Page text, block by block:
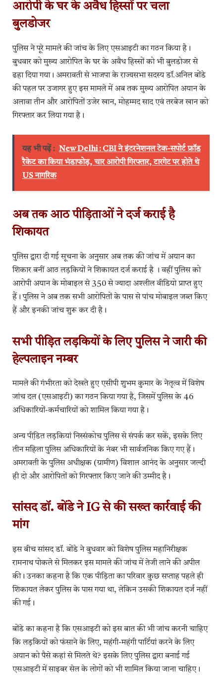
आरोपी के घर के अवैध हिस्सों पर चला
बुलडोजर
पुलिस ने पूरे मामले की जांच के लिए एसआइटी का गठन किया है।
बुधवार को मुख्य आरोपित के घर के अवैध हिस्सों को भी बुलडोजर से
ढहा दिया गया। अमरावती से भाजपा के राज्यसभा सदस्य डॉ.अनिल बोंडे
की पहल पर उजागर हुए इस मामले में अब तक मुख्य आरोपित अयान के
अलावा तीन और आरोपितों उजेर खान, मोहम्मद साद एवं तरबेज खान को
गिरफ्तार कर लिया गया है।
यह भी पढ़ें : New Delhi : CBI ने इंटरनेशनल टेक-सपोर्ट फ्रॉड
रैकेट का किया भंडाफोड़, चार आरोपी गिरफ्तार, टारगेट पर होते थे
US नागरिक
अब तक आठ पीड़िताओं ने दर्ज कराई है
शिकायत
पुलिस द्वारा दी गई सूचना के अनुसार अब तक की जांच में अयान का
शिकार बनीं आठ लड़कियों ने शिकायत दर्ज कराई है । वहीं पुलिस को
आरोपी अयान के मोबाइल से 350 से ज्यादा अश्लील वीडियो प्राप्त हुए
हैं। पुलिस ने अब तक सभी आरोपितों के पास से पांच मोबाइल जब्त किए
हैं और इनकी जांच शुरू कर दी है।
सभी पीड़ित लड़कियों के लिए पुलिस ने जारी की
हेल्पलाइन नम्बर
मामले की गंभीरता को देखते हुए एसीपी शुभम कुमार के नेतृत्व में विशेष
जांच दल (एसआइटी) का गठन किया गया है, जिसमें पुलिस के 46
अधिकारियों-कर्मचारियों को शामिल किया गया है।
अन्य पीडि़त लड़कियां निस्संकोच पुलिस से संपर्क कर सकें, इसके लिए
तीन महिला पुलिस अधिकारियों के नंबर भी सार्वजनिक किए गए हैं।
अमरावती के पुलिस अधीक्षक (ग्रामीण) विशाल आनंद के अनुसार जल्दी
ही दो और आरोपितों को गिरफ्तार किए जाने की उम्मीद है।
सांसद डॉ. बोंडे ने IG से की सख्त कार्रवाई की
मांग
इस बीच सांसद डॉ. बोंडे ने बुधवार को विशेष पुलिस महानिरीक्षक
रामनाथ पोकले से मिलकर इस मामले की जांच में तेजी लाने की अपील
की। उनका कहना है कि एक पीड़िता का परिवार कुछ सप्ताह पहले ही
शिकायत लेकर पुलिस के पास गया था, लेकिन उसकी शिकायत दर्ज नहीं
की गई।
बोंडे का कहना है कि एसआइटी को इस बात की भी जांच करनी चाहिए
कि लड़कियों को फंसाने के लिए, महंगी-महंगी पार्टियां करने के लिए
अयान को पैसे कहां से मिलते थे? इसके लिए पुलिस द्वारा बनाई गई
एसआइटी में साइबर सेल के लोगों को भी शामिल किया जाना चाहिए।